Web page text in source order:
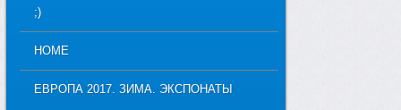
;)
HOME
ЕВРОПА 2017. ЗИМА. ЭКСПОНАТЫ